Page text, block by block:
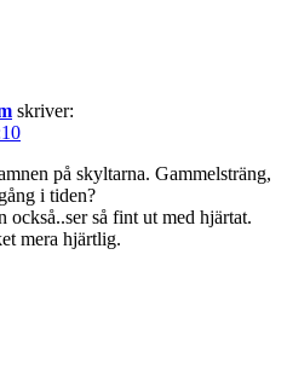
skriver:
på skyltarna. Gammelsträng,
i tiden?
också..ser så fint ut med hjärtat.
mera hjärtlig.